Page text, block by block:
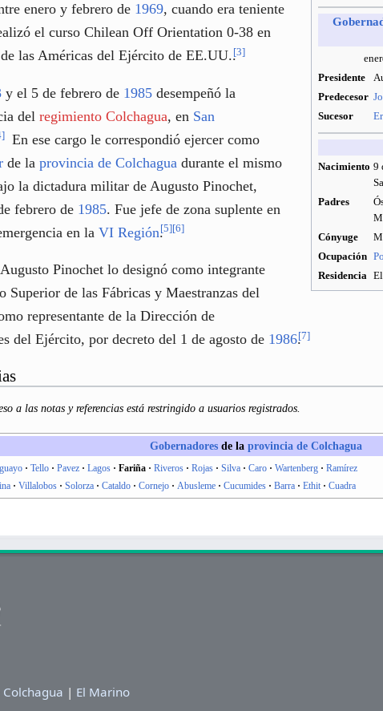
Presidente
Predecesor
Sucesor
Nacimiento 9
Padres
Cónyuge
Ocupación
Residencia
enero y febrero de 1969, cuando era teniente
el curso Chilean Off Orientation 0-38 en
las Américas del Ejército de EE.UU..[3]
y el 5 de febrero de 1985 desempeñó la
delregimiento Colchagua, en San
] En ese cargo le correspondió ejercer como
de laprovincia de Colchagua durante el mismo
la dictadura militar de Augusto Pinochet,
febrero de 1985. Fue jefe de zona suplente en
en laVI Región.[5][6]
Pinochet lo designó como integrante
Superior de las Fábricas y Maestranzas del
representante de la Dirección de
del Ejército, por decreto del 1 de agosto de 1986.[7]
a las notas y referencias está restringido a usuarios registrados.
Gobernadores de laprovincia de Colchagua
Tello Pavez Lagos Fariña Riveros Rojas Silva Caro Wartenberg
Ramírez
Villalobos Solorza Cataldo Cornejo Abusleme Cucumides Barra Ethit Cuadra
| El Marino